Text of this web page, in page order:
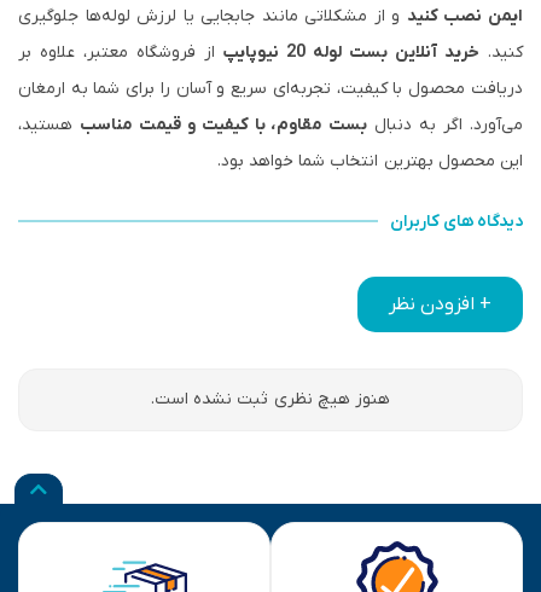
ایمن نصب کنید و از مشکلاتی مانند جابجایی یا لرزش لوله‌ها جلوگیری
کنید. خرید آنلاین بست لوله 20 نیوپایپ
از فروشگاه معتبر، علاوه بر
دریافت محصول با کیفیت، تجربه‌ای سریع و آسان را برای شما به ارمغان
می‌آورد. اگر به دنبال بست مقاوم، با کیفیت و قیمت مناسب هستید،
این محصول بهترین انتخاب شما خواهد بود.
دیدگاه های کاربران
+ افزودن نظر
هنوز هیچ نظری ثبت نشده است.